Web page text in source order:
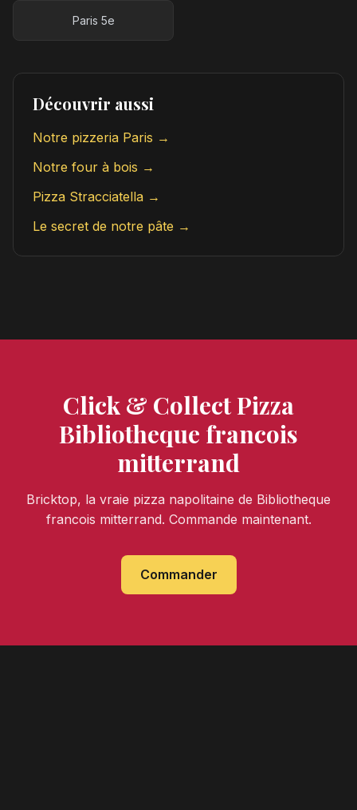
Paris 5e
Découvrir aussi
Notre pizzeria Paris →
Notre four à bois →
Pizza Stracciatella →
Le secret de notre pâte →
Click & Collect Pizza
Bibliotheque francois
mitterrand
Bricktop, la vraie pizza napolitaine de Bibliotheque
francois mitterrand. Commande maintenant.
Commander